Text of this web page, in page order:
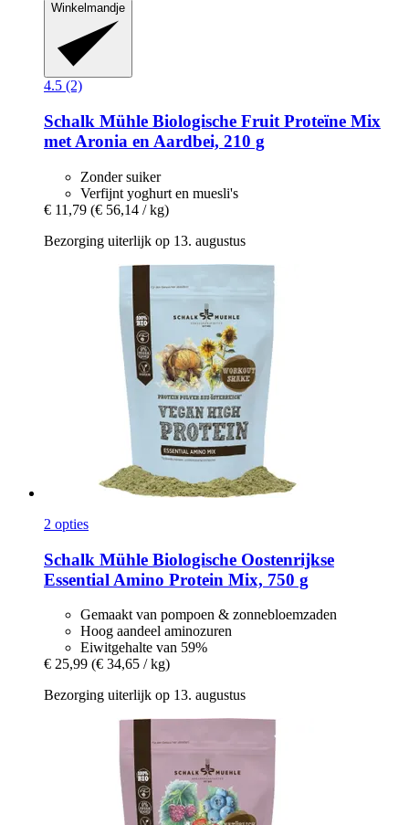
Winkelmandje
4.5 (2)
Schalk Mühle Biologische Fruit Proteïne Mix
met Aronia en Aardbei, 210 g
Zonder suiker
Verfijnt yoghurt en muesli's
€ 11,79 (€ 56,14 / kg)
Bezorging uiterlijk op 13. augustus
2 opties
Schalk Mühle Biologische Oostenrijkse
Essential Amino Protein Mix, 750 g
Gemaakt van pompoen & zonnebloemzaden
Hoog aandeel aminozuren
Eiwitgehalte van 59%
€ 25,99 (€ 34,65 / kg)
Bezorging uiterlijk op 13. augustus